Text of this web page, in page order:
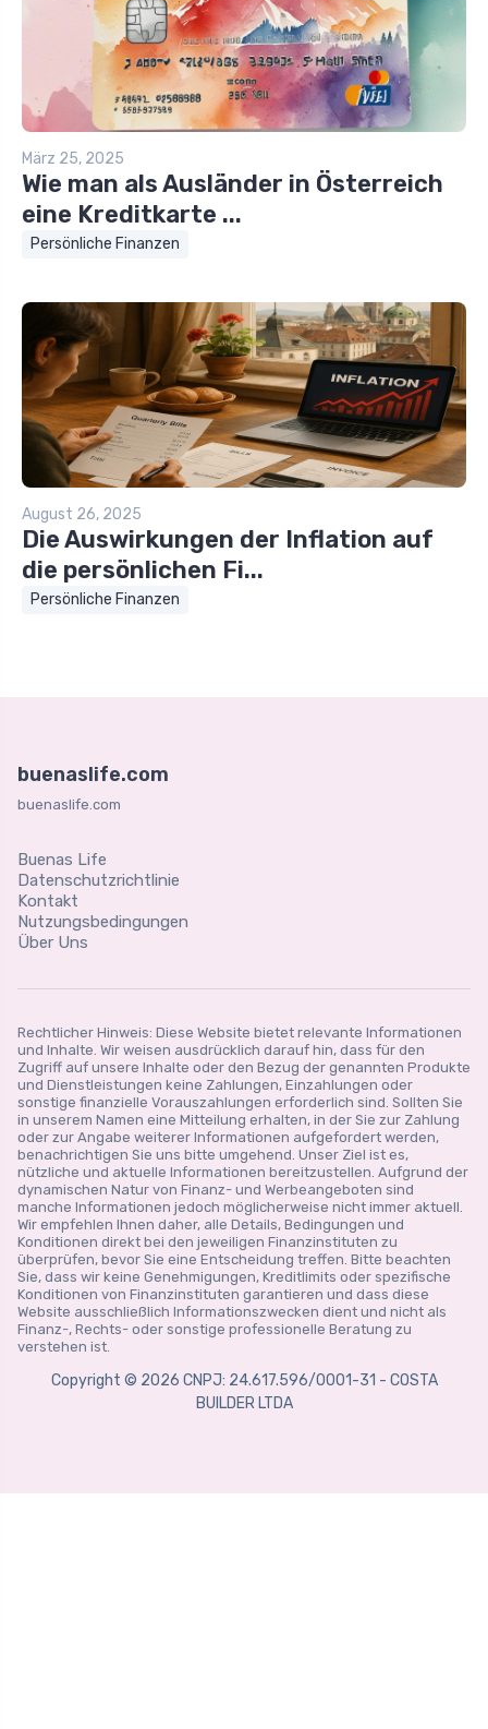
März 25, 2025
Wie man als Ausländer in Österreich
eine Kreditkarte ...
Persönliche Finanzen
August 26, 2025
Die Auswirkungen der Inflation auf
die persönlichen Fi...
Persönliche Finanzen
buenaslife.com
buenaslife.com
Buenas Life
Datenschutzrichtlinie
Kontakt
Nutzungsbedingungen
Über Uns
Rechtlicher Hinweis: Diese Website bietet relevante Informationen
und Inhalte. Wir weisen ausdrücklich darauf hin, dass für den
Zugriff auf unsere Inhalte oder den Bezug der genannten Produkte
und Dienstleistungen keine Zahlungen, Einzahlungen oder
sonstige finanzielle Vorauszahlungen erforderlich sind. Sollten Sie
in unserem Namen eine Mitteilung erhalten, in der Sie zur Zahlung
oder zur Angabe weiterer Informationen aufgefordert werden,
benachrichtigen Sie uns bitte umgehend. Unser Ziel ist es,
nützliche und aktuelle Informationen bereitzustellen. Aufgrund der
dynamischen Natur von Finanz- und Werbeangeboten sind
manche Informationen jedoch möglicherweise nicht immer aktuell.
Wir empfehlen Ihnen daher, alle Details, Bedingungen und
Konditionen direkt bei den jeweiligen Finanzinstituten zu
überprüfen, bevor Sie eine Entscheidung treffen. Bitte beachten
Sie, dass wir keine Genehmigungen, Kreditlimits oder spezifische
Konditionen von Finanzinstituten garantieren und dass diese
Website ausschließlich Informationszwecken dient und nicht als
Finanz-, Rechts- oder sonstige professionelle Beratung zu
verstehen ist.
Copyright © 2026 CNPJ: 24.617.596/0001-31 - COSTA
BUILDER LTDA